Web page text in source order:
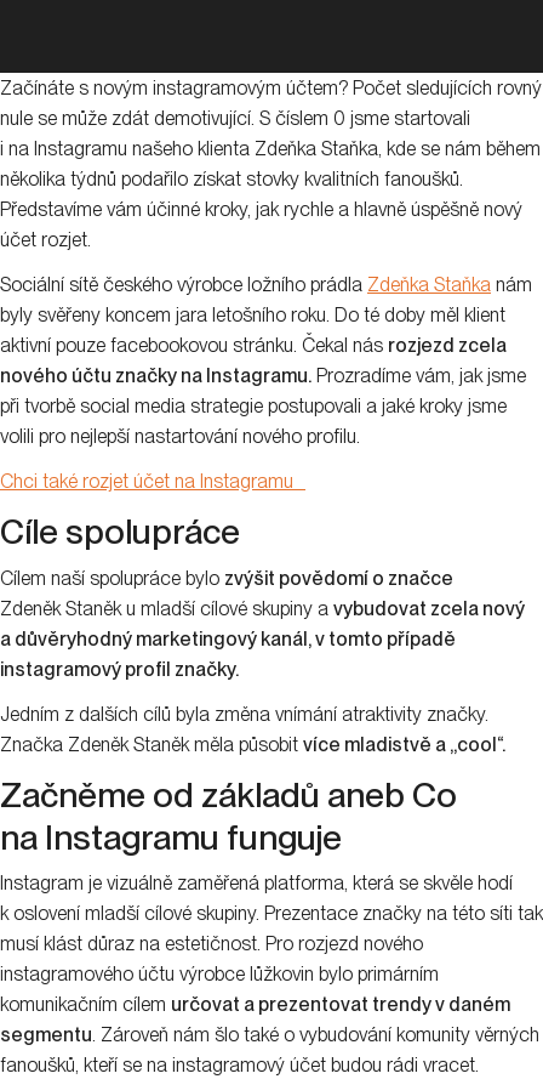
Začínáte s novým instagramovým účtem? Počet sledujících rovný
nule se může zdát demotivující. S číslem 0 jsme startovali
i na Instagramu našeho klienta Zdeňka Staňka, kde se nám během
několika týdnů podařilo získat stovky kvalitních fanoušků.
Představíme vám účinné kroky, jak rychle a hlavně úspěšně nový
účet rozjet.
Sociální sítě českého výrobce ložního prádla Zdeňka Staňka nám
byly svěřeny koncem jara letošního roku. Do té doby měl klient
aktivní pouze facebookovou stránku. Čekal nás rozjezd zcela
nového účtu značky na Instagramu. Prozradíme vám, jak jsme
při tvorbě social media strategie postupovali a jaké kroky jsme
volili pro nejlepší nastartování nového profilu.
Chci také rozjet účet na Instagramu_
Cíle spolupráce
Cílem naší spolupráce bylo zvýšit povědomí o značce
Zdeněk Staněk u mladší cílové skupiny a vybudovat zcela nový
a důvěryhodný marketingový kanál, v tomto případě
instagramový profil značky.
Jedním z dalších cílů byla změna vnímání atraktivity značky.
Značka Zdeněk Staněk měla působit více mladistvě a ,,cool“.
Začněme od základů aneb Co
na Instagramu funguje
Instagram je vizuálně zaměřená platforma, která se skvěle hodí
k oslovení mladší cílové skupiny. Prezentace značky na této síti tak
musí klást důraz na estetičnost. Pro rozjezd nového
instagramového účtu výrobce lůžkovin bylo primárním
komunikačním cílem určovat a prezentovat trendy v daném
segmentu . Zároveň nám šlo také o vybudování komunity věrných
fanoušků, kteří se na instagramový účet budou rádi vracet.